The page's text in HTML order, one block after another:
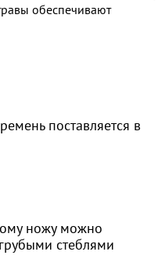
обеспечивают
поставляется в
ножу можно
стеблями